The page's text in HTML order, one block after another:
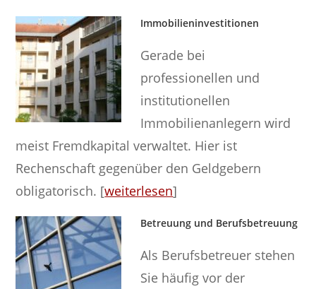
Immobilieninvestitionen
Gerade bei
professionellen und
institutionellen
Immobilienanlegern wird
meist Fremdkapital verwaltet. Hier ist
Rechenschaft gegenüber den Geldgebern
obligatorisch. [weiterlesen]
Betreuung und Berufsbetreuung
Als Berufsbetreuer stehen
Sie häufig vor der